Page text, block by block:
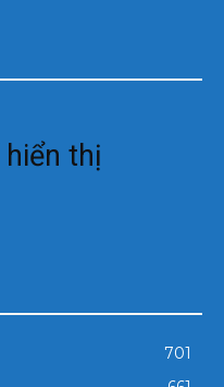
thị
701